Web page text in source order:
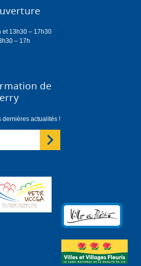
et 13h30 – 17h30
– 17h
de
dernières actualités !